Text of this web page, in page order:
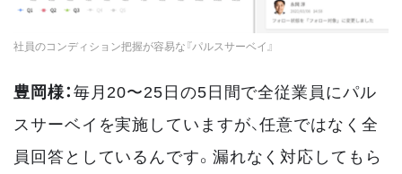
社員のコンディション把握が容易な『パルスサーベイ』
豊岡様：毎月20〜25日の5日間で全従業員にパル
スサーベイを実施していますが、任意ではなく全
員回答としているんです。漏れなく対応してもら